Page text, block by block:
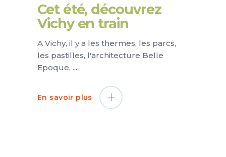
Cet été, découvrez
Vichy en train
A Vichy, il y a les thermes, les parcs,
les pastilles, l'architecture Belle
Epoque,
En savoir plus